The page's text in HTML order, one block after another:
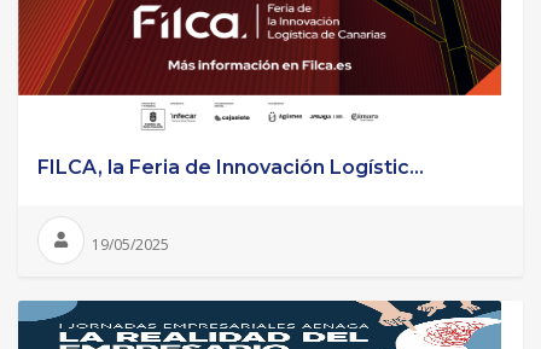
FILCA, la Feria de Innovación Logístic...
19/05/2025